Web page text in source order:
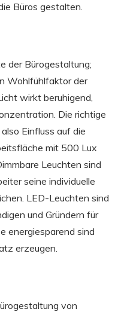
Büros gestalten.
der Bürogestaltung;
Wohlfühlfaktor der
wirkt beruhigend,
Die richtige
Einfluss auf die
mit 500 Lux
Leuchten sind
seine individuelle
LED-Leuchten sind
und Gründern für
energiesparend sind
erzeugen.
von